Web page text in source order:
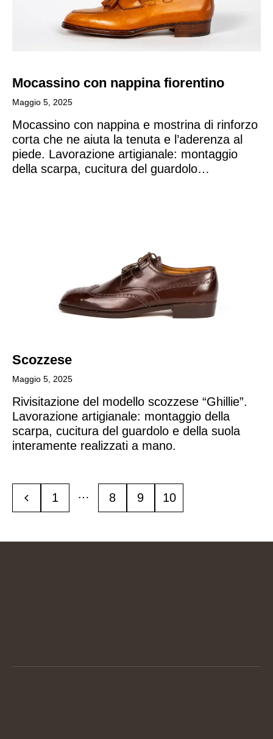
Mocassino con nappina fiorentino​
Maggio 5, 2025
Mocassino con nappina e mostrina di rinforzo
corta che ne aiuta la tenuta e l’aderenza al
piede. Lavorazione artigianale: montaggio
della scarpa, cucitura del guardolo…
Scozzese
Maggio 5, 2025
Rivisitazione del modello scozzese “Ghillie”.
Lavorazione artigianale: montaggio della
scarpa, cucitura del guardolo e della suola
interamente realizzati a mano.
1 … 8 9 10